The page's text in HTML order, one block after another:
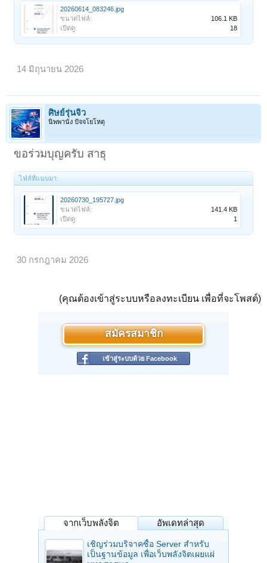
20260614_083246.jpg
ขนาดไฟล์:
106.1 KB
เปิดดู:
18
14 มิถุนายน 2026
ศิษย์รุ่นจิ๋ว
นิพพานัง ปัจจโยโหตุ
ขอร่วมบุญครับ สาธุ
ไฟล์ที่แนบมา:
20260730_195727.jpg
ขนาดไฟล์:
141.4 KB
เปิดดู:
1
30 กรกฎาคม 2026
(คุณต้องเข้าสู่ระบบหรือลงทะเบียน เพื่อที่จะโพสต์)
สมัครสมาชิก
เข้าสู่ระบบด้วย Facebook
จากเว็บพลังจิต อัพเดทล่าสุด
เชิญร่วมบริจาคซื้อ Server สำหรับ
เป็นฐานข้อมูล เพื่อเว็บพลังจิตเผยแผ่